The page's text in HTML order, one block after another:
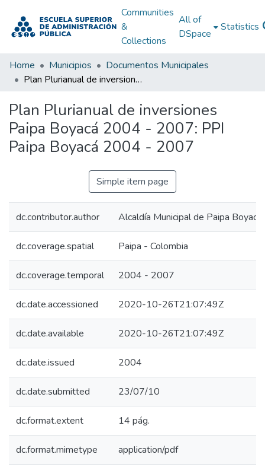
Communities
&
Collections
All of
DSpace
Statistics
Home Municipios
Documentos Municipales
Plan Plurianual de inversiones Paipa Boyacá 2004 - 2007: PPI Paipa Boyacá 2004 - 2007
Plan Plurianual de inversiones
Paipa Boyacá 2004 - 2007: PPI
Paipa Boyacá 2004 - 2007
Simple item page
dc.contributor.author Alcaldía Municipal de Paipa Boyacá
dc.coverage.spatial Paipa - Colombia
dc.coverage.temporal 2004 - 2007
dc.date.accessioned 2020-10-26T21:07:49Z
dc.date.available 2020-10-26T21:07:49Z
dc.date.issued 2004
dc.date.submitted 23/07/10
dc.format.extent 14 pág.
dc.format.mimetype application/pdf